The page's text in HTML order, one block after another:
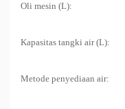
Oli mesin (L):
Kapasitas tangki air (L):
Metode penyediaan air: